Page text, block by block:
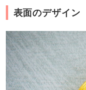
表面のデザイン